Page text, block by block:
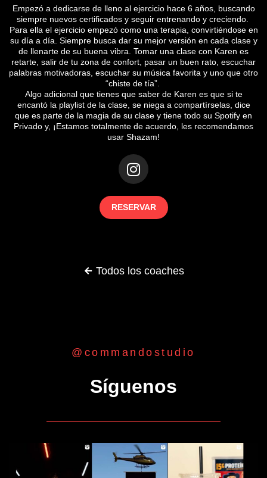
Empezó a dedicarse de lleno al ejercicio hace 6 años, buscando
siempre nuevos certificados y seguir entrenando y creciendo.
Para ella el ejercicio empezó como una terapia, convirtiéndose en
su día a día. Siempre busca dar su mejor versión en cada clase y
de llenarte de su buena vibra. Tomar una clase con Karen es
retarte, salir de tu zona de confort, pasar un buen rato, escuchar
palabras motivadoras, escuchar su música favorita y uno que otro
“chiste de tía”.
Algo adicional que tienes que saber de Karen es que si te
encantó la playlist de la clase, se niega a compartírselas, dice
que es parte de la magia de su clase y tiene todo su Spotify en
Privado y, ¡Estamos totalmente de acuerdo, les recomendamos
usar Shazam!
RESERVAR
Todos los coaches
@commandostudio
Síguenos